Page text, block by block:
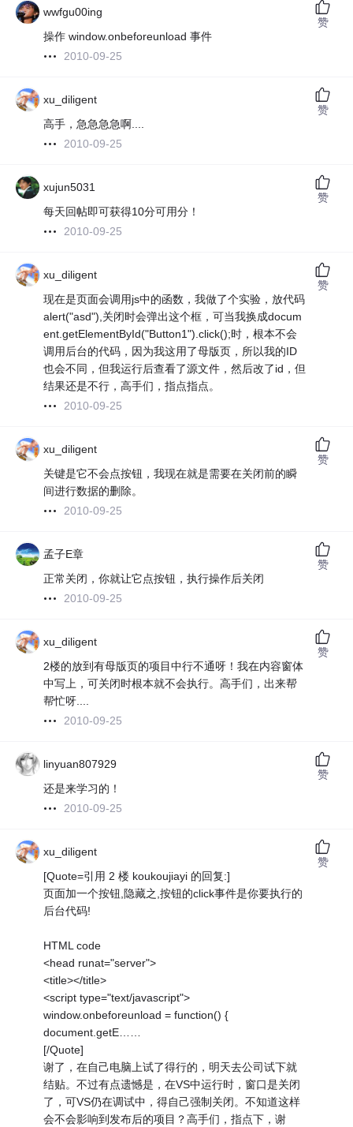
wwfgu00ing
操作 window.onbeforeunload 事件
2010-09-25
赞
xu_diligent
高手，急急急急啊....
2010-09-25
赞
xujun5031
每天回帖即可获得10分可用分！
2010-09-25
赞
xu_diligent
现在是页面会调用js中的函数，我做了个实验，放代码
alert("asd"),关闭时会弹出这个框，可当我换成docum
ent.getElementById("Button1").click();时，根本不会
调用后台的代码，因为我这用了母版页，所以我的ID
也会不同，但我运行后查看了源文件，然后改了id，但
结果还是不行，高手们，指点指点。
2010-09-25
赞
xu_diligent
关键是它不会点按钮，我现在就是需要在关闭前的瞬
间进行数据的删除。
2010-09-25
赞
孟子E章
正常关闭，你就让它点按钮，执行操作后关闭
2010-09-25
赞
xu_diligent
2楼的放到有母版页的项目中行不通呀！我在内容窗体
中写上，可关闭时根本就不会执行。高手们，出来帮
帮忙呀....
2010-09-25
赞
linyuan807929
还是来学习的！
2010-09-25
赞
xu_diligent
[Quote=引用 2 楼 koukoujiayi 的回复:]
页面加一个按钮,隐藏之,按钮的click事件是你要执行的
后台代码!
HTML code
<head runat="server">
<title></title>
<script type="text/javascript">
window.onbeforeunload = function() {
document.getE……
[/Quote]
谢了，在自己电脑上试了得行的，明天去公司试下就
结贴。不过有点遗憾是，在VS中运行时，窗口是关闭
了，可VS仍在调试中，得自己强制关闭。不知道这样
会不会影响到发布后的项目？高手们，指点下，谢
赞